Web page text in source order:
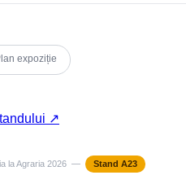
expoziție
↗
la Agraria 2026 — Stand A23